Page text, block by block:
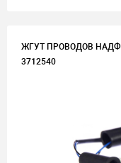
ЖГУТ ПРОВОДОВ
3712540